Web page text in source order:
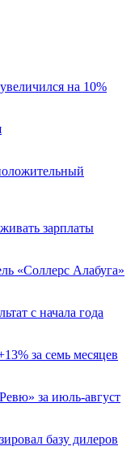
на 10%
зарплаты
«Соллерс Алабуга»
с начала года
за семь месяцев
за июль-август
базу дилеров